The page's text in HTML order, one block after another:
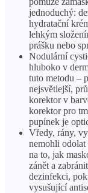
jednoduchý:
hydratační
lehkým
prášku nebo
Nodulární
hluboko v
tuto metodu –
nejsvětlejší,
korektor v
korektor pro
pupínek je
Vředy, rány,
nemohli odolat
na to, jak
zánět a
dezinfekci,
vysušující